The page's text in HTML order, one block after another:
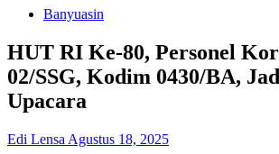
Banyuasin
HUT RI Ke-80, Personel
02/SSG, Kodim 0430/BA,
Upacara
Edi Lensa Agustus 18, 2025